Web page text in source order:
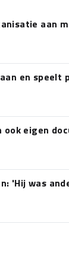
aan
en speelt
eigen
'Hij was